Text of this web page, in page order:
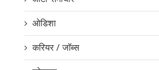
ओडिशा
करियर / जॉब्स